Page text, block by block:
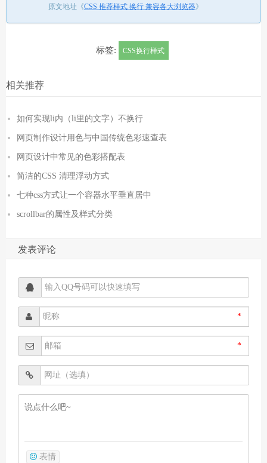
原文地址《CSS 推荐样式 换行 兼容各大浏览器》
标签: CSS换行样式
相关推荐
如何实现li内（li里的文字）不换行
网页制作设计用色与中国传统色彩速查表
网页设计中常见的色彩搭配表
简洁的CSS 清理浮动方式
七种css方式让一个容器水平垂直居中
scrollbar的属性及样式分类
发表评论
*
*
表情